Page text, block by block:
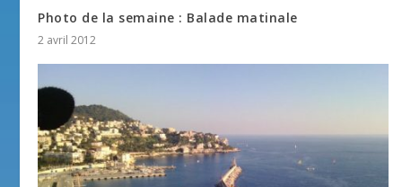
Photo de la semaine : Balade matinale
2 avril 2012